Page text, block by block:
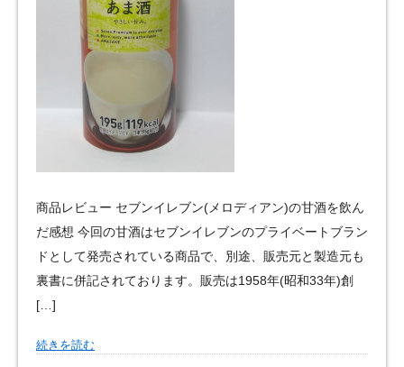
商品レビュー セブンイレブン(メロディアン)の甘酒を飲ん
だ感想 今回の甘酒はセブンイレブンのプライベートブラン
ドとして発売されている商品で、別途、販売元と製造元も
裏書に併記されております。販売は1958年(昭和33年)創
[…]
続きを読む